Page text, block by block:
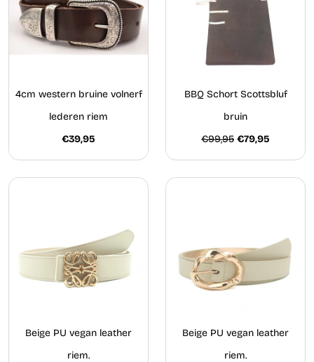
4cm western bruine volnerf
lederen riem
€39,95
BBQ Schort Scottsbluf
bruin
€99,95 €79,95
Beige PU vegan leather
riem.
Beige PU vegan leather
riem.